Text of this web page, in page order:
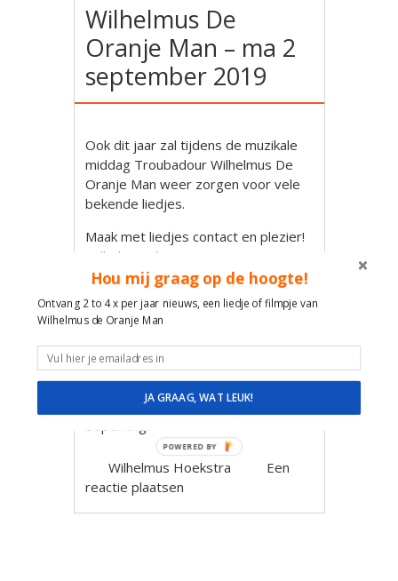
Wilhelmus De
Oranje Man – ma 2
september 2019
Ook dit jaar zal tijdens de muzikale
middag Troubadour Wilhelmus De
Oranje Man weer zorgen voor vele
bekende liedjes.
Maak met liedjes contact en plezier!
Wilhelmus de Oranje Man
Muzikale reis door de tijd en feest
van herkenning met Hollandse
liedjes van Toen en nu!
Veel ervaring, plezier, ruimte en
geduld in de omgang met mensen
met dementie, alzheimer,
verstandelijk beperking, lichamelijke
beperking.
Wilhelmus Hoekstra
Een
reactie plaatsen
Hou mij graag op de hoogte!
Ontvang 2 to 4 x per jaar nieuws, een liedje of filmpje van
Wilhelmus de Oranje Man
JA GRAAG, WAT LEUK!
POWERED BY